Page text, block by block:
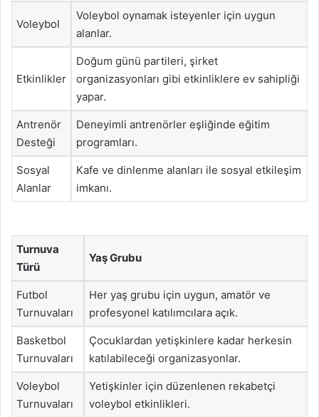
Voleybol
Voleybol oynamak isteyenler için uygun
alanlar.
Etkinlikler
Doğum günü partileri, şirket
organizasyonları gibi etkinliklere ev sahipliği
yapar.
Antrenör
Desteği
Deneyimli antrenörler eşliğinde eğitim
programları.
Sosyal
Alanlar
Kafe ve dinlenme alanları ile sosyal etkileşim
imkanı.
Turnuva
Türü
Yaş Grubu
Futbol
Turnuvaları
Her yaş grubu için uygun, amatör ve
profesyonel katılımcılara açık.
Basketbol
Turnuvaları
Çocuklardan yetişkinlere kadar herkesin
katılabileceği organizasyonlar.
Voleybol
Turnuvaları
Yetişkinler için düzenlenen rekabetçi
voleybol etkinlikleri.